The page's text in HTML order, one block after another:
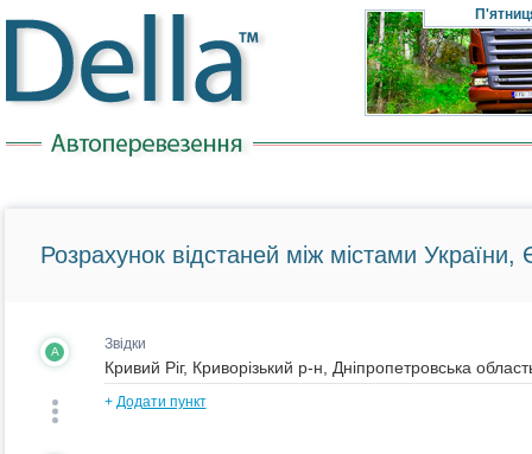
Розрахунок відстаней між містами України,
A Звідки
+ Додати пункт